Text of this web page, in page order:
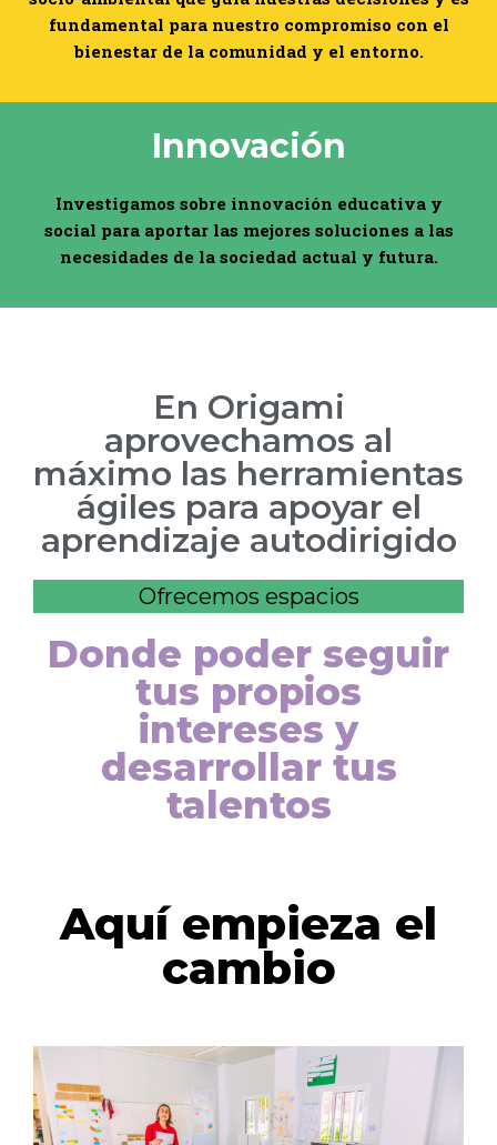
fundamental para nuestro compromiso con el
bienestar de la comunidad y el entorno.
Innovación
Investigamos sobre innovación educativa y
social para aportar las mejores soluciones a las
necesidades de la sociedad actual y futura.
En Origami
aprovechamos al
máximo las herramientas
ágiles para apoyar el
aprendizaje autodirigido
Ofrecemos espacios
Donde poder seguir
tus propios
intereses y
desarrollar tus
talentos
Aquí empieza el
cambio